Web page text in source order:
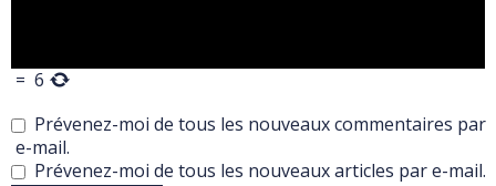
= 6
Prévenez-moi de tous les nouveaux commentaires par
e-mail.
Prévenez-moi de tous les nouveaux articles par e-mail.